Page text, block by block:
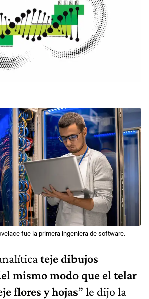
fue la primera ingeniera de software.
teje dibujos
mismo modo que el telar
flores y hojas” le dijo la